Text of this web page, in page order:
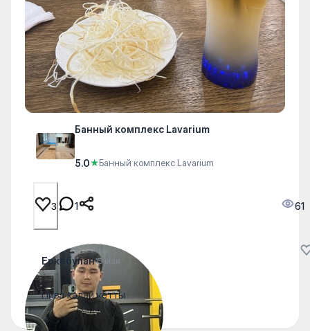
Банный комплекс Lavarium
5.0★Банный комплекс Lavarium
3 1 61
Еркебулан15 мая
Пива калай кетты